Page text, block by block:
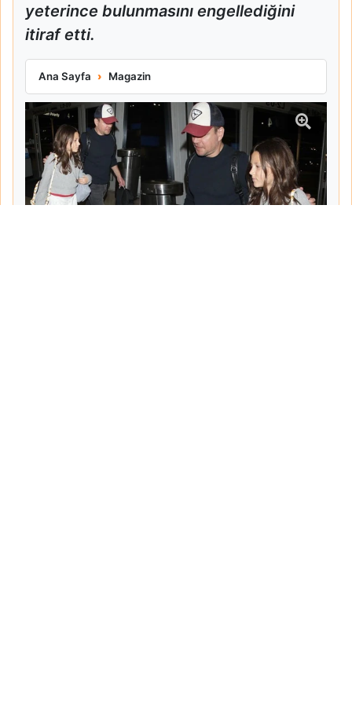
yeterince bulunmasını engellediğini
itiraf etti.
Ana Sayfa Magazin
Matt Damon Babalık Pişmanlığını İtiraf Etti